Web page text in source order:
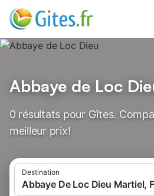
Abbaye de Loc
0 résultats pour Gîtes.
meilleur prix!
Destination
Abbaye De Loc Dieu Martiel,